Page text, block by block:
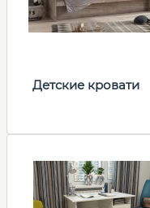
Детские кровати